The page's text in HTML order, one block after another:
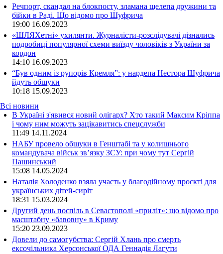
Речпорт, скандал на блокпосту, зламана щелепа дружини та
бійки в Раді. Що відомо про Шуфрича
19:00 16.09.2023
«ШЛЯХетні» ухилянти. Журналісти-розслідувачі дізнались
подробиці популярної схеми виїзду чоловіків з України за
кордон
14:10 16.09.2023
“Був одним із рупорів Кремля”: у нардепа Нестора Шуфрича
йдуть обшуки
10:18 15.09.2023
Всі новини
В Україні з'явився новий олігарх? Хто такий Максим Кріппа
і чому ним можуть зацікавитись спецслужби
11:49 14.11.2024
НАБУ провело обшуки в Генштабі та у колишнього
командувача військ зв’язку ЗСУ: при чому тут Сергій
Пашинський
15:08 14.05.2024
Наталія Холоденко взяла участь у благодійному проєкті для
українських дітей-сиріт
18:31 15.03.2024
Другий день поспіль в Севастополі «приліт»: що відомо про
масштабну «бавовну» в Криму
15:20 23.09.2023
Довели до самогубства: Сергій Хлань про смерть
ексочільника Херсонської ОДА Геннадія Лагути